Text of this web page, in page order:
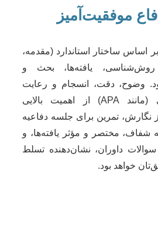
بر اساس ساختار استاندارد (مقدمه،
روش‌شناسی، یافته‌ها، بحث و
وضوح، دقت، انسجام و رعایت
اصول رفرنس‌نویسی (مانند APA) از اهمیت بالایی
نگارش، تمرین برای جلسه دفاعیه
شفاف، مختصر و مؤثر یافته‌ها، و
سوالات داوران، نشان‌دهنده تسلط
خواهد بود.